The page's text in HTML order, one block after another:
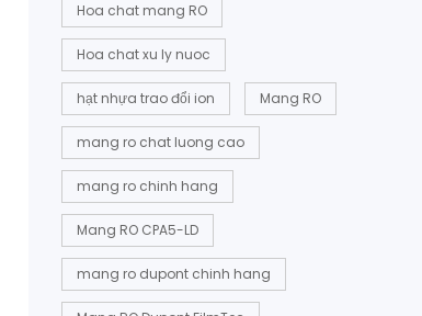
Hoa chat mang RO
Hoa chat xu ly nuoc
hạt nhựa trao đổi ion Mang RO
mang ro chat luong cao
mang ro chinh hang
Mang RO CPA5-LD
mang ro dupont chinh hang